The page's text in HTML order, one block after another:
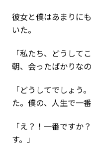
彼女と僕はあまりに
いた。
「私たち、どうして
朝、会ったばかりなの
「どうしてでしょう
た。僕の、人生で一番
「え？！一番ですか
す。」